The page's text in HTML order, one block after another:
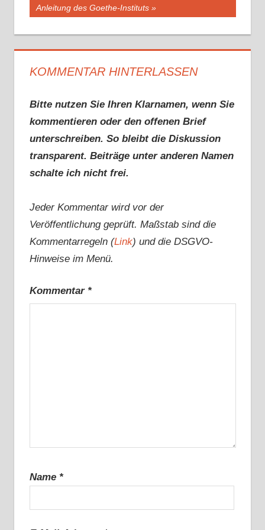
Anleitung des Goethe-Instituts
KOMMENTAR HINTERLASSEN
Bitte nutzen Sie Ihren Klarnamen, wenn Sie
kommentieren oder den offenen Brief
unterschreiben. So bleibt die Diskussion
transparent. Beiträge unter anderen Namen
schalte ich nicht frei.
Jeder Kommentar wird vor der
Veröffentlichung geprüft. Maßstab sind die
Kommentarregeln (Link) und die DSGVO-
Hinweise im Menü.
Kommentar *
Name *